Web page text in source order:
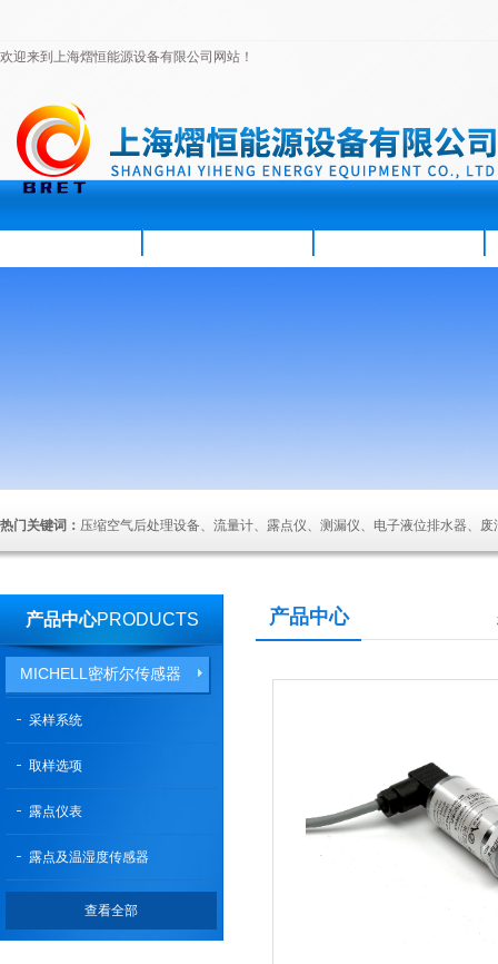
欢迎来到上海熠恒能源设备有限公司网站！
热门关键词： 压缩空气后处理设备、流量计、露点仪、测漏仪、电子液位排水器、
产品中心PRODUCTS
MICHELL密析尔传感器
采样系统
取样选项
露点仪表
露点及温湿度传感器
查看全部
产品中心